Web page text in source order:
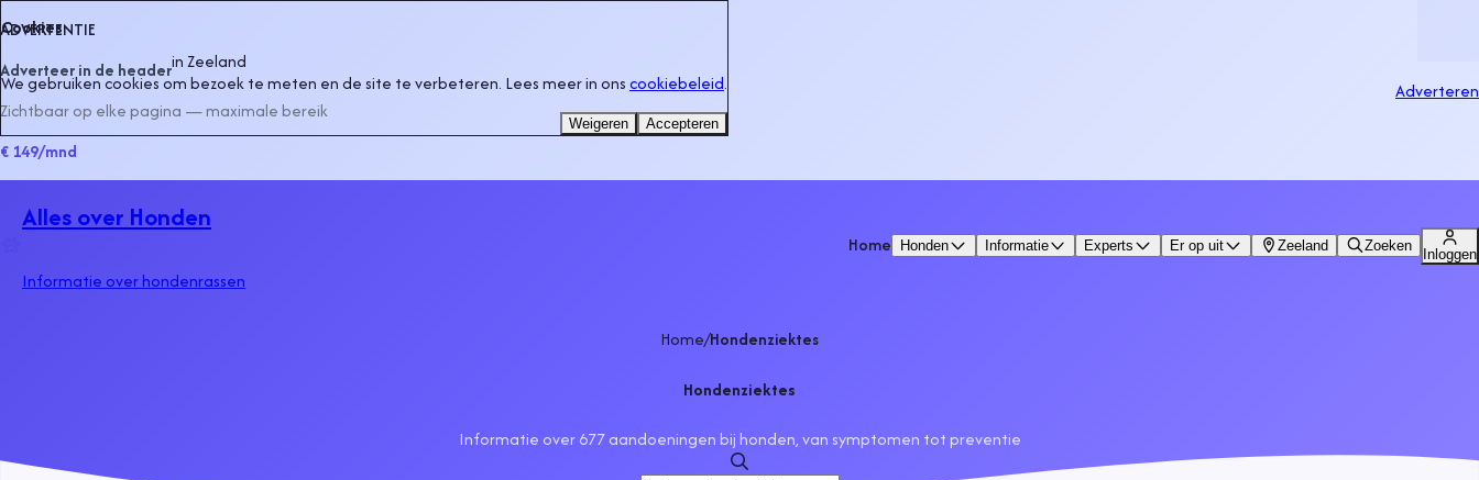
ADVERTENTIE
Adverteer in de headerinZeeland
Zichtbaar op elke pagina — maximale bereik
€ 149/mnd
Adverteren
Alles over Honden
Informatie over hondenrassen
Home Honden Informatie Experts Er op uit Zeeland Zoeken
Inloggen
Home/Hondenziektes
Hondenziektes
Informatie over 677 aandoeningen bij honden, van symptomen tot preventie
Cookies
We gebruiken cookies om bezoek te meten en de site te verbeteren. Lees meer in onscookiebeleid.
Weigeren Accepteren